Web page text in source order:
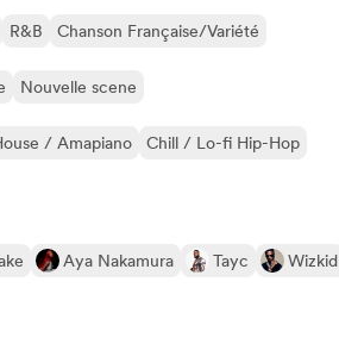
R&B Chanson Française/Variété
Nouvelle scene
/ Amapiano
Chill / Lo-fi Hip-Hop
Aya Nakamura Tayc
Wizkid